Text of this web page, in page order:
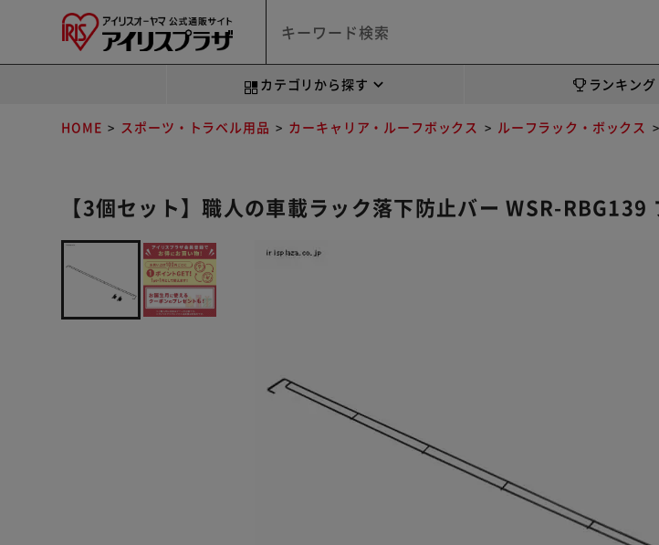
カテゴリから探す ランキング
HOME スポーツ・トラベル用品 カーキャリア・ルーフボックス ルーフラック・ボックス
【3個セット】職人の車載ラック落下防止バー WSR-RBG139